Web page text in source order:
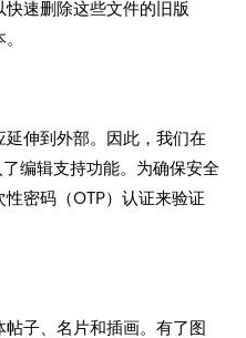
速删除这些文件的旧版
伸到外部。因此，我们在
编辑支持功能。为确保安全
密码（OTP）认证来验证
子、名片和插画。有了图